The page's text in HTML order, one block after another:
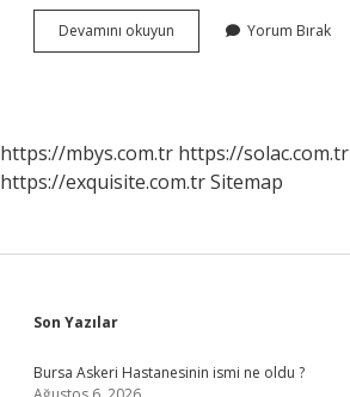
Devamını okuyun
Çenekliler
Yorum Bırak
https://mbys.com.tr https://solac.com.tr
https://exquisite.com.trSitemap
Sidebar
Son Yazılar
Bursa Askeri Hastanesinin ismi ne oldu ?